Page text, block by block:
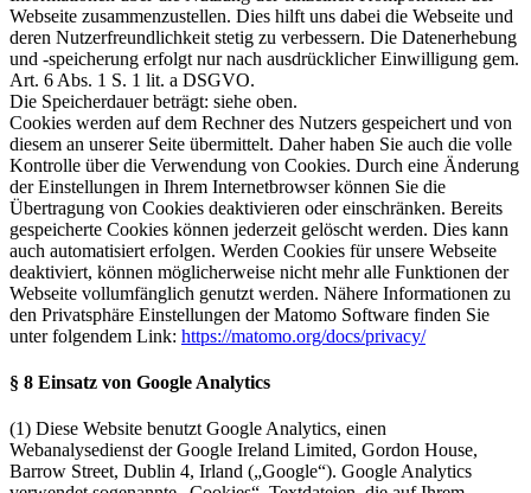
Webseite zusammenzustellen. Dies hilft uns dabei die Webseite und
deren Nutzerfreundlichkeit stetig zu verbessern. Die Datenerhebung
und -speicherung erfolgt nur nach ausdrücklicher Einwilligung gem.
Art. 6 Abs. 1 S. 1 lit. a DSGVO.
Die Speicherdauer beträgt: siehe oben.
Cookies werden auf dem Rechner des Nutzers gespeichert und von
diesem an unserer Seite übermittelt. Daher haben Sie auch die volle
Kontrolle über die Verwendung von Cookies. Durch eine Änderung
der Einstellungen in Ihrem Internetbrowser können Sie die
Übertragung von Cookies deaktivieren oder einschränken. Bereits
gespeicherte Cookies können jederzeit gelöscht werden. Dies kann
auch automatisiert erfolgen. Werden Cookies für unsere Webseite
deaktiviert, können möglicherweise nicht mehr alle Funktionen der
Webseite vollumfänglich genutzt werden. Nähere Informationen zu
den Privatsphäre Einstellungen der Matomo Software finden Sie
unter folgendem Link: https://matomo.org/docs/privacy/
§ 8 Einsatz von Google Analytics
(1) Diese Website benutzt Google Analytics, einen
Webanalysedienst der Google Ireland Limited, Gordon House,
Barrow Street, Dublin 4, Irland („Google“). Google Analytics